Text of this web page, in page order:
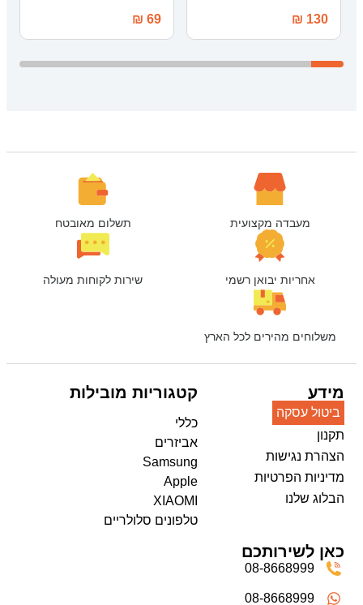
₪ 130
₪ 69
מעבדה מקצועית תשלום מאובטח
אחריות יבואן רשמי שירות לקוחות מעולה
משלוחים מהירים לכל הארץ
מידע
ביטול עסקה
תקנון
הצהרת נגישות
מדיניות הפרטיות
הבלוג שלנו
קטגוריות מובילות
כללי
אביזרים
Samsung
Apple
XIAOMI
טלפונים סלולריים
כאן לשירותכם
08-8668999
08-8668999